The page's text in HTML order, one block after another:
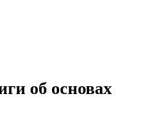
об основах